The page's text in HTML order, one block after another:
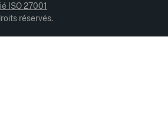
réservés.
ISO 27001